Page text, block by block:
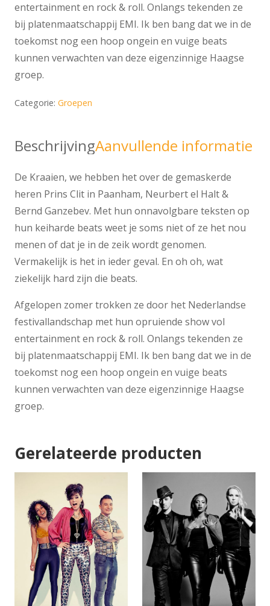
entertainment en rock & roll. Onlangs tekenden ze
bij platenmaatschappij EMI. Ik ben bang dat we in de
toekomst nog een hoop ongein en vuige beats
kunnen verwachten van deze eigenzinnige Haagse
groep.
Categorie: Groepen
BeschrijvingAanvullende informatie
De Kraaien, we hebben het over de gemaskerde
heren Prins Clit in Paanham, Neurbert el Halt &
Bernd Ganzebev. Met hun onnavolgbare teksten op
hun keiharde beats weet je soms niet of ze het nou
menen of dat je in de zeik wordt genomen.
Vermakelijk is het in ieder geval. En oh oh, wat
ziekelijk hard zijn die beats.
Afgelopen zomer trokken ze door het Nederlandse
festivallandschap met hun opruiende show vol
entertainment en rock & roll. Onlangs tekenden ze
bij platenmaatschappij EMI. Ik ben bang dat we in de
toekomst nog een hoop ongein en vuige beats
kunnen verwachten van deze eigenzinnige Haagse
groep.
Gerelateerde producten